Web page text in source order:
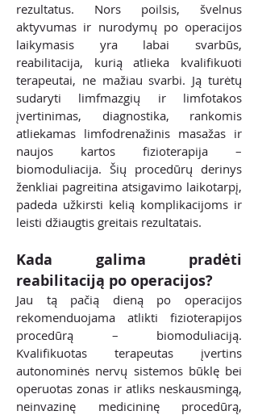
rezultatus. Nors poilsis, švelnus
aktyvumas ir nurodymų po operacijos
laikymasis yra labai svarbūs,
reabilitacija, kurią atlieka kvalifikuoti
terapeutai, ne mažiau svarbi. Ją turėtų
sudaryti limfmazgių ir limfotakos
įvertinimas, diagnostika, rankomis
atliekamas limfodrenažinis masažas ir
naujos kartos fizioterapija –
biomoduliacija. Šių procedūrų derinys
ženkliai pagreitina atsigavimo laikotarpį,
padeda užkirsti kelią komplikacijoms ir
leisti džiaugtis greitais rezultatais.
Kada galima pradėti
reabilitaciją po operacijos?
Jau tą pačią dieną po operacijos
rekomenduojama atlikti fizioterapijos
procedūrą – biomoduliaciją.
Kvalifikuotas terapeutas įvertins
autonominės nervų sistemos būklę bei
operuotas zonas ir atliks neskausmingą,
neinvazinę medicininę procedūrą,